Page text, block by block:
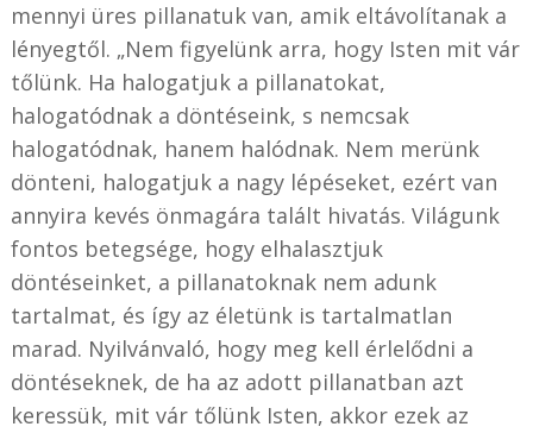
mennyi üres pillanatuk van, amik eltávolítanak a
lényegtől. „Nem figyelünk arra, hogy Isten mit vár
tőlünk. Ha halogatjuk a pillanatokat,
halogatódnak a döntéseink, s nemcsak
halogatódnak, hanem halódnak. Nem merünk
dönteni, halogatjuk a nagy lépéseket, ezért van
annyira kevés önmagára talált hivatás. Világunk
fontos betegsége, hogy elhalasztjuk
döntéseinket, a pillanatoknak nem adunk
tartalmat, és így az életünk is tartalmatlan
marad. Nyilvánvaló, hogy meg kell érlelődni a
döntéseknek, de ha az adott pillanatban azt
keressük, mit vár tőlünk Isten, akkor ezek az